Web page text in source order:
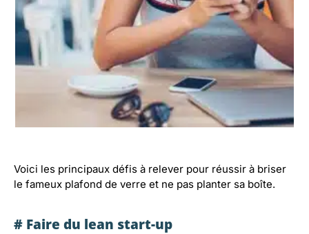
Voici les principaux défis à relever pour réussir à briser
le fameux plafond de verre et ne pas planter sa boîte.
# Faire du lean start-up